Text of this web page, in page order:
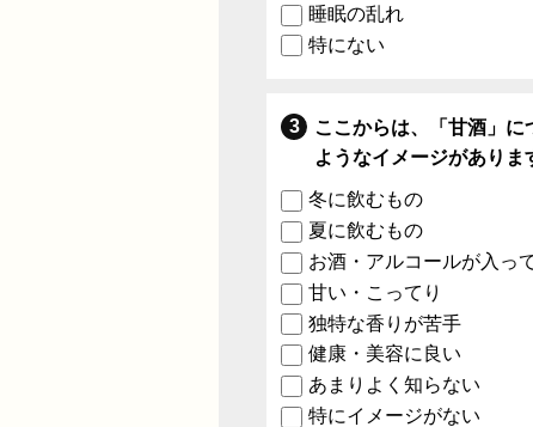
睡眠の乱れ
特にない
ここからは、「甘酒」
ようなイメージがありま
冬に飲むもの
夏に飲むもの
お酒・アルコールが入っ
甘い・こってり
独特な香りが苦手
健康・美容に良い
あまりよく知らない
特にイメージがない